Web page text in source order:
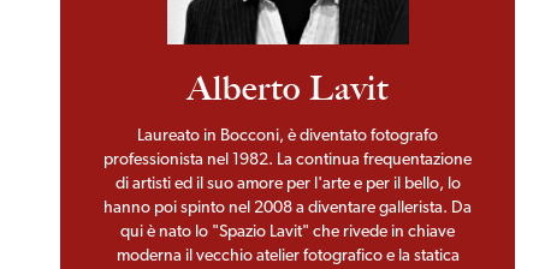
Alberto Lavit
Laureato in Bocconi, è diventato fotografo
professionista nel 1982. La continua frequentazione
di artisti ed il suo amore per l'arte e per il bello, lo
hanno poi spinto nel 2008 a diventare gallerista. Da
qui è nato lo "Spazio Lavit" che rivede in chiave